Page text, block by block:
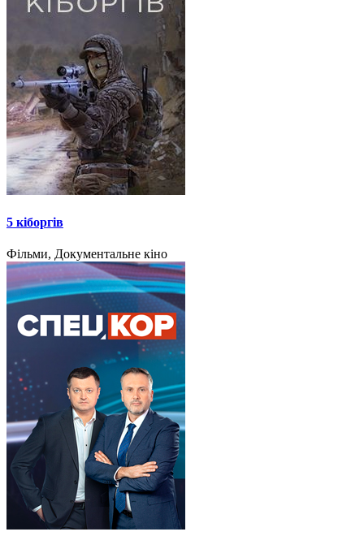
5 кіборгів
Фільми, Документальне кіно